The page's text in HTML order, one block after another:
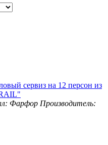
сервиз на 12 персон из
Фарфор Производитель: